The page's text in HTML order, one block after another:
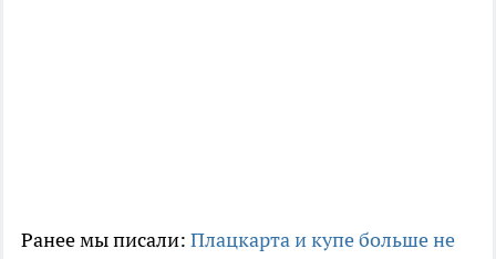
Ранее мы писали: Плацкарта и купе больше не